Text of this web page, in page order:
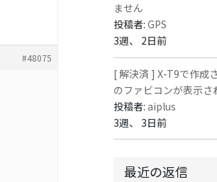
#48075
ません
投稿者:GPS
3週、 2日前
[ 解決済 ] X-T9で作成
のファビコンが表示さ
投稿者:aiplus
3週、 3日前
最近の返信